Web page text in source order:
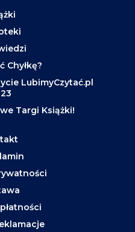
Chyłkę?
LubimyCzytać.pl
Targi Książki!